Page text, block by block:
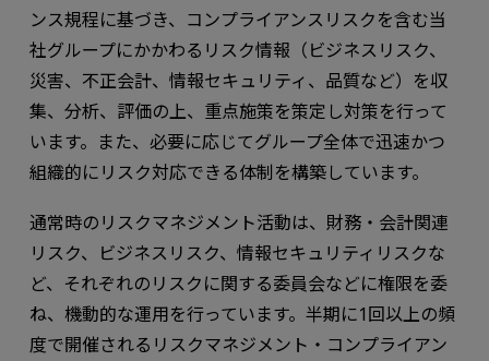
ンス規程に基づき、コンプライアンスリスクを含む当
社グループにかかわるリスク情報（ビジネスリスク、
災害、不正会計、情報セキュリティ、品質など）を収
集、分析、評価の上、重点施策を策定し対策を行って
います。また、必要に応じてグループ全体で迅速かつ
組織的にリスク対応できる体制を構築しています。
通常時のリスクマネジメント活動は、財務・会計関連
リスク、ビジネスリスク、情報セキュリティリスクな
ど、それぞれのリスクに関する委員会などに権限を委
ね、機動的な運用を行っています。半期に1回以上の頻
度で開催されるリスクマネジメント・コンプライアン